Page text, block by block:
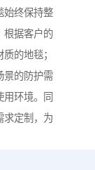
始终保持整
根据客户的
的地毯；
景的防护需
环境。同
求定制，为